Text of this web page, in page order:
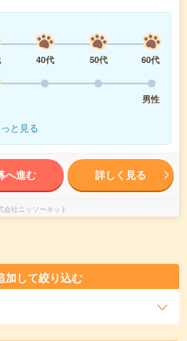
40代 50代
60代
男性
と見る
へ進む 詳しく見る
会社ニッソーネット
加して絞り込む